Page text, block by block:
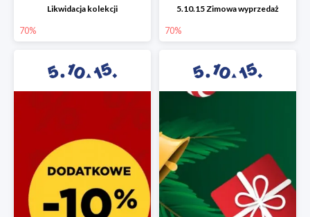
Likwidacja kolekcji
70%
5.10.15 Zimowa wyprzedaż
70%